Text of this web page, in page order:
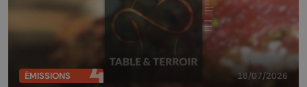
ÉMISSIONS 18/07/2026